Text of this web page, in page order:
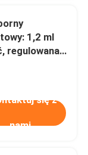
1,2 ml
regulowana
się z
nami